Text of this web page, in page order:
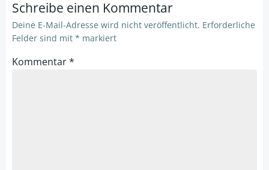
Schreibe einen Kommentar
Deine E-Mail-Adresse wird nicht veröffentlicht. Erforderliche
Felder sind mit * markiert
Kommentar*